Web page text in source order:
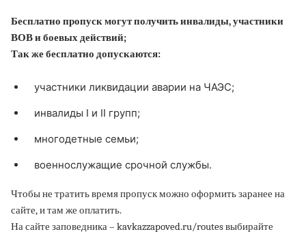
Бесплатно пропуск могут получить инвалиды, участники
ВОВ и боевых действий;
Так же бесплатно допускаются:
участники ликвидации аварии на ЧАЭС;
инвалиды I и II групп;
многодетные семьи;
военнослужащие срочной службы.
Чтобы не тратить время пропуск можно оформить заранее на
сайте, и там же оплатить.
На сайте заповедника – kavkazzapoved.ru/routes выбирайте